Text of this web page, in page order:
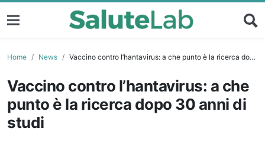
Home News Vaccino contro l’hantavirus: a che punto è la ricerca dopo 30 anni di studi
Vaccino contro l’hantavirus: a che
punto è la ricerca dopo 30 anni di
studi